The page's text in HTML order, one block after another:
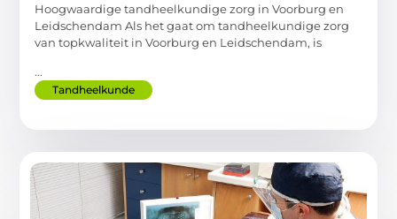
Hoogwaardige tandheelkundige zorg in Voorburg en
Leidschendam Als het gaat om tandheelkundige zorg
van topkwaliteit in Voorburg en Leidschendam, is
...
Tandheelkunde